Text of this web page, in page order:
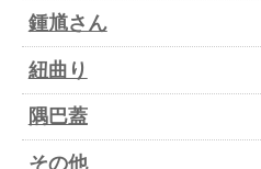
鍾馗さん
紐曲り
隅巴蓋
その他